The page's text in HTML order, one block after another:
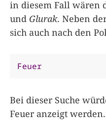
in diesem Fall wären
und Glurak. Neben
sich auch nach den
Feuer
Bei dieser Suche
Feuer anzeigt